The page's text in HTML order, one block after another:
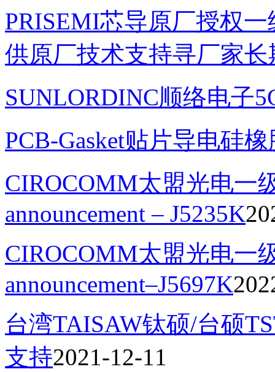
PRISEMI芯导原厂授权
供原厂技术支持寻厂家
SUNLORDINC顺络电子
PCB-Gasket贴片导电硅
CIROCOMM太盟光电一
announcement – J5235K
CIROCOMM太盟光电一
announcement–J5697K
台湾TAISAW钛硕/台硕
支持2021-12-11